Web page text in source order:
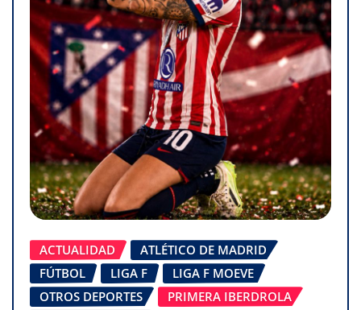
ACTUALIDAD
ATLÉTICO DE MADRID
FÚTBOL
LIGA F
LIGA F MOEVE
OTROS DEPORTES
PRIMERA IBERDROLA